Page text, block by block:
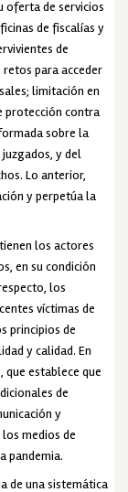
oferta de servicios
de fiscalías y
de
para acceder
limitación en
protección contra
sobre la
y del
Lo anterior,
y perpetúa la
los actores
en su condición
los
víctimas de
principios de
y calidad. En
, que establece que
de
y
medios de
pandemia.
de una sistemática